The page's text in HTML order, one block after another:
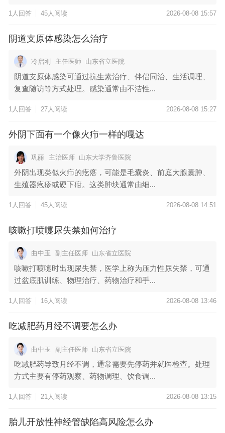
1人回答 45人阅读 2026-08-08 15:57
阴道支原体感染怎么治疗
冷启刚 主任医师 山东省立医院
阴道支原体感染可通过抗生素治疗、伴侣同治、生活调理、
复查随访等方式处理。感染通常由不洁性...
1人回答 27人阅读 2026-08-08 15:27
外阴下面有一个像火疖一样的嘎达
巩丽 主治医师 山东大学齐鲁医院
外阴出现类似火疖的疙瘩，可能是毛囊炎、前庭大腺囊肿、
生殖器疱疹或硬下疳。这类肿块通常由细...
1人回答 45人阅读 2026-08-08 14:51
咳嗽打喷嚏尿失禁如何治疗
曲中玉 副主任医师 山东省立医院
咳嗽打喷嚏时出现尿失禁，医学上称为压力性尿失禁，可通
过盆底肌训练、物理治疗、药物治疗和手...
1人回答 16人阅读 2026-08-08 13:46
吃减肥药月经不调要怎么办
曲中玉 副主任医师 山东省立医院
吃减肥药导致月经不调，通常需要先停药并就医检查。处理
方式主要有停药观察、药物调理、饮食调...
1人回答 21人阅读 2026-08-08 13:15
胎儿开放性神经管缺陷高风险怎么办